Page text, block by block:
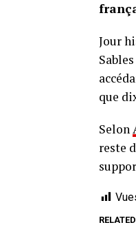
Jour
que
Selon
reste